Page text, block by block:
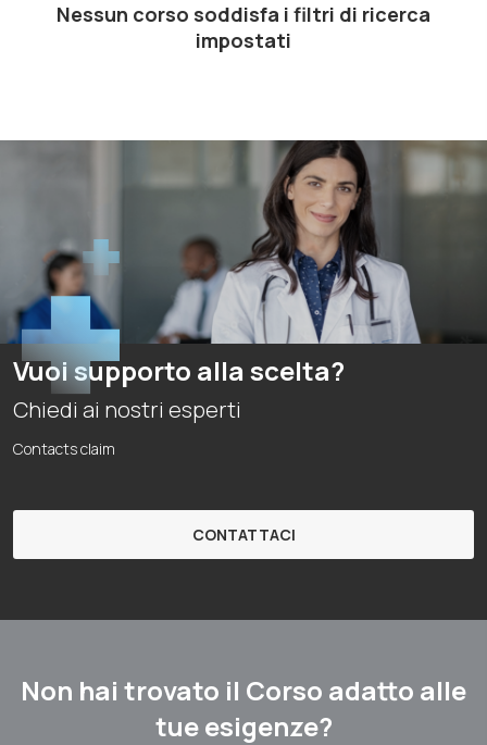
Nessun corso soddisfa i filtri di ricerca
impostati
Vuoi supporto alla scelta?
Chiedi ai nostri esperti
Contacts claim
CONTATTACI
Non hai trovato il Corso adatto alle
tue esigenze?